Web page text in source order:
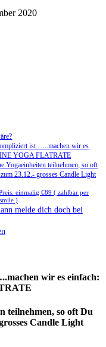
ist …..machen wir es
YOGA FLATRATE
Yogaeinheiten teilnehmen, so oft
23.12.- grosses Candle Light
einmalig €89 ( zahlbar per
)
melde dich doch bei
wir es einfach:
teilnehmen, so oft Du
Candle Light